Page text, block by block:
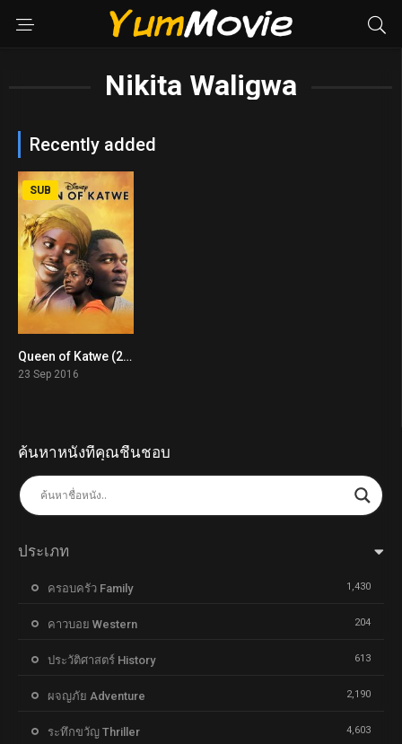
Nikita Waligwa
Recently added
7.3
SUB
Queen of Katwe (2016)
23 Sep 2016
ค้นหาหนังที่คุณชื่นชอบ
ประเภท
ครอบครัว Family 1,430
คาวบอย Western 204
ประวัติศาสตร์ History 613
ผจญภัย Adventure 2,190
ระทึกขวัญ Thriller 4,603